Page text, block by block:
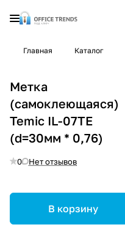
Главная Каталог
Метка
(самоклеющаяся)
Temic IL-07TE
(d=30мм * 0,76)
0 Нет отзывов
В корзину